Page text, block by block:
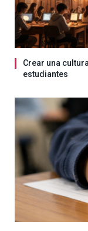
Crear una
estudiantes